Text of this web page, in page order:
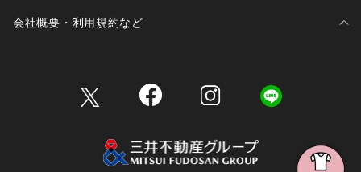
会社概要・利用規約など